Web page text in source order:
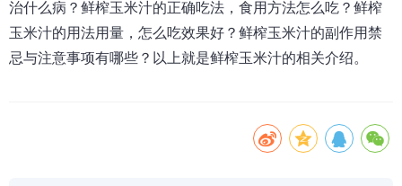
治什么病？鲜榨玉米汁的正确吃法，食用方法怎么吃？鲜榨
玉米汁的用法用量，怎么吃效果好？鲜榨玉米汁的副作用禁
忌与注意事项有哪些？以上就是鲜榨玉米汁的相关介绍。